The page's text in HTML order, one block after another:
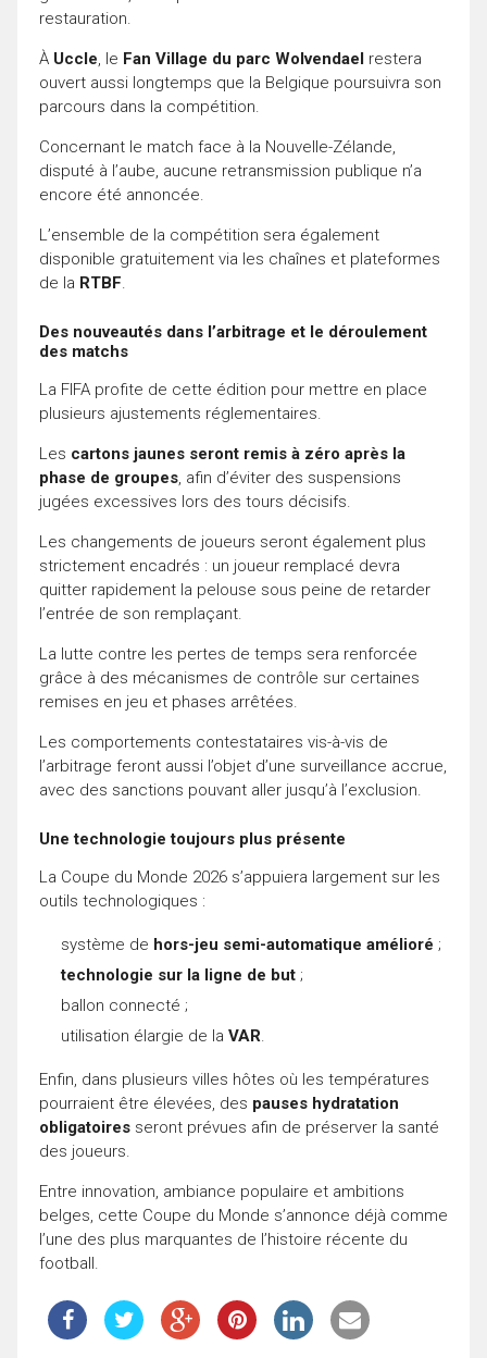
restauration.
À Uccle, le Fan Village du parc Wolvendael restera
ouvert aussi longtemps que la Belgique poursuivra son
parcours dans la compétition.
Concernant le match face à la Nouvelle-Zélande,
disputé à l’aube, aucune retransmission publique n’a
encore été annoncée.
L’ensemble de la compétition sera également
disponible gratuitement via les chaînes et plateformes
de la RTBF.
Des nouveautés dans l’arbitrage et le déroulement
des matchs
La FIFA profite de cette édition pour mettre en place
plusieurs ajustements réglementaires.
Les cartons jaunes seront remis à zéro après la
phase de groupes, afin d’éviter des suspensions
jugées excessives lors des tours décisifs.
Les changements de joueurs seront également plus
strictement encadrés : un joueur remplacé devra
quitter rapidement la pelouse sous peine de retarder
l’entrée de son remplaçant.
La lutte contre les pertes de temps sera renforcée
grâce à des mécanismes de contrôle sur certaines
remises en jeu et phases arrêtées.
Les comportements contestataires vis-à-vis de
l’arbitrage feront aussi l’objet d’une surveillance accrue,
avec des sanctions pouvant aller jusqu’à l’exclusion.
Une technologie toujours plus présente
La Coupe du Monde 2026 s’appuiera largement sur les
outils technologiques :
système de hors-jeu semi-automatique amélioré ;
technologie sur la ligne de but ;
ballon connecté ;
utilisation élargie de la VAR.
Enfin, dans plusieurs villes hôtes où les températures
pourraient être élevées, des pauses hydratation
obligatoires seront prévues afin de préserver la santé
des joueurs.
Entre innovation, ambiance populaire et ambitions
belges, cette Coupe du Monde s’annonce déjà comme
l’une des plus marquantes de l’histoire récente du
football.